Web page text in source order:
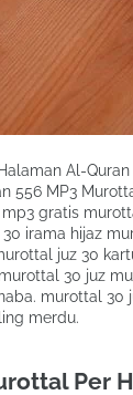
Al-
556 MP3
gratis
irama hijaz
juz 30
30 juz
murottal
merdu.
Per